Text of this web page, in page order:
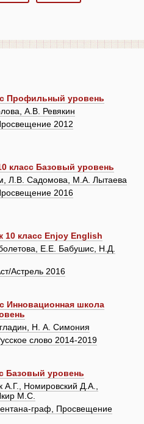
Профильный уровень
А.В. Ревякин
2012
класс Базовый уровень
Л.В. Садомова, М.А. Лытаева
2016
10 класс Enjoy English
Е.Е. Бабушис, Н.Д.
Астрель 2016
Инновационная школа
Н. А. Симония
слово 2014-2019
Базовый уровень
А.Г., Номировский Д.А.,
М.С.
граф, Просвещение